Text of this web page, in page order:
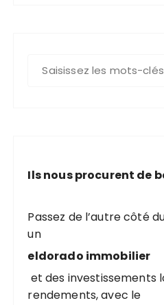
h
p
o
u
Ils nous procurent de
Passez de l’autre côté
un
eldorado immobilier
et des investissements
rendements, avec le